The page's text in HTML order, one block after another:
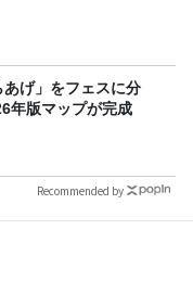
げ」をフェスに分
年版マップが完成
Recommended by